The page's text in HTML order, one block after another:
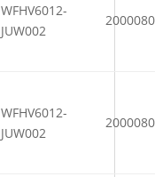
WFHV6012-
JUW002
WFHV6012-
JUW002